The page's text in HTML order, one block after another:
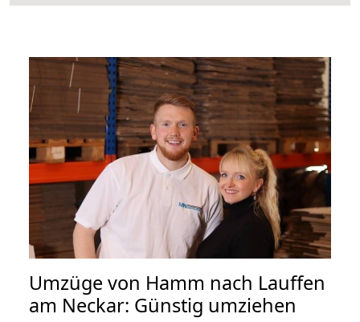
Umzüge von Hamm nach Lauffen
am Neckar: Günstig umziehen